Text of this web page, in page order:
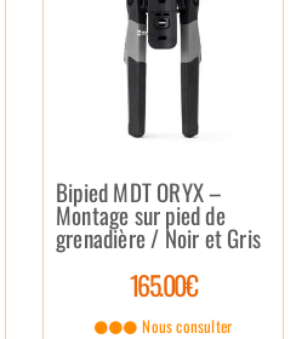
Bipied MDT ORYX –
Montage sur pied de
grenadière / Noir et Gris
165.00€
Nous consulter